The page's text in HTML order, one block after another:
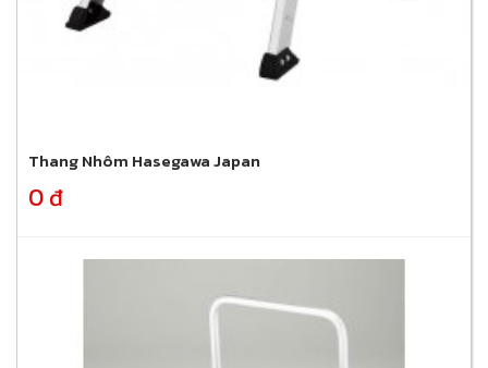
Thang Nhôm Hasegawa Japan
0 đ